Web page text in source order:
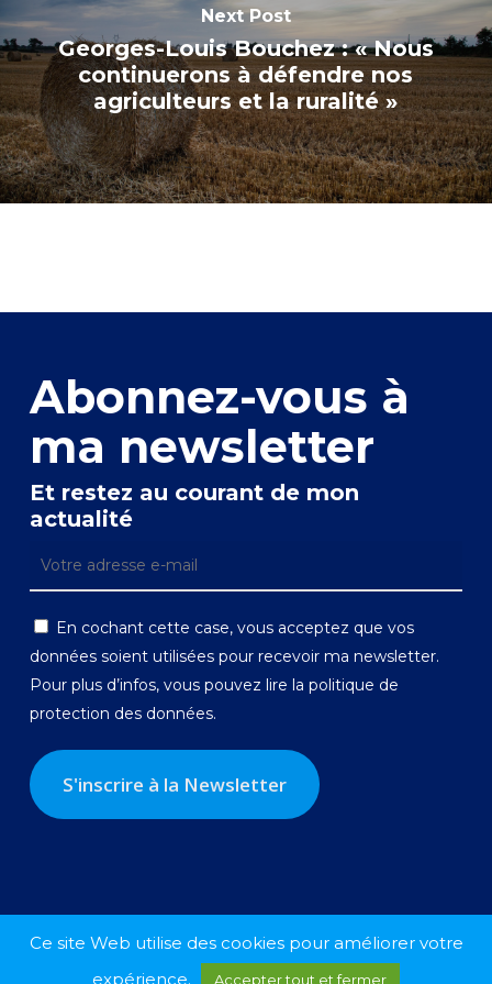
Next Post
Georges-Louis Bouchez : « Nous
continuerons à défendre nos
agriculteurs et la ruralité »
Abonnez-vous à
ma newsletter
Et restez au courant de mon
actualité
En cochant cette case, vous acceptez que vos
données soient utilisées pour recevoir ma newsletter.
Pour plus d’infos, vous pouvez lire la politique de
protection des données.
Ce site Web utilise des cookies pour améliorer votre
expérience.
Accepter tout et fermer